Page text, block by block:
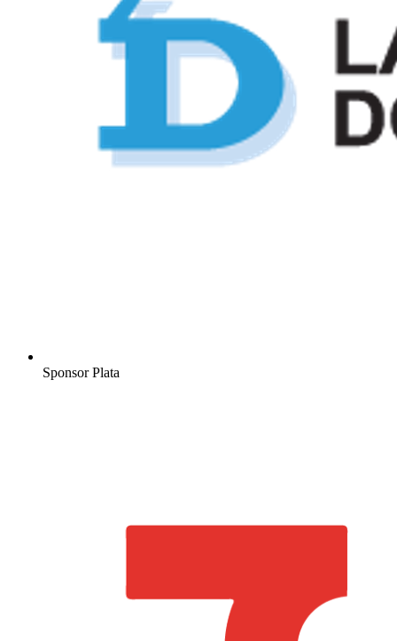
Sponsor Plata